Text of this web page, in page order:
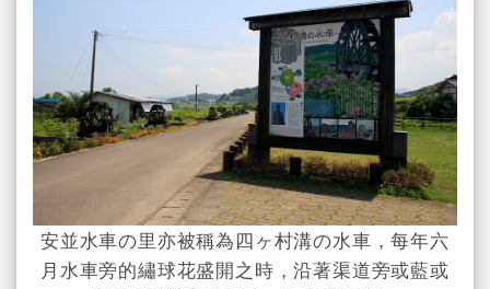
安並水車の里亦被稱為四ヶ村溝の水車，每年六
月水車旁的繡球花盛開之時，沿著渠道旁或藍或